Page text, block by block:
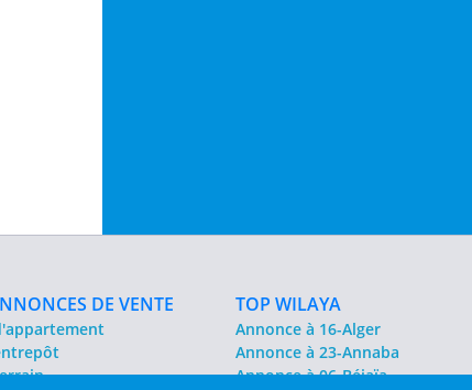
DE VENTE TOP WILAYA
Annonce à 16-Alger
Annonce à 23-Annaba
Annonce à 06-Béjaïa